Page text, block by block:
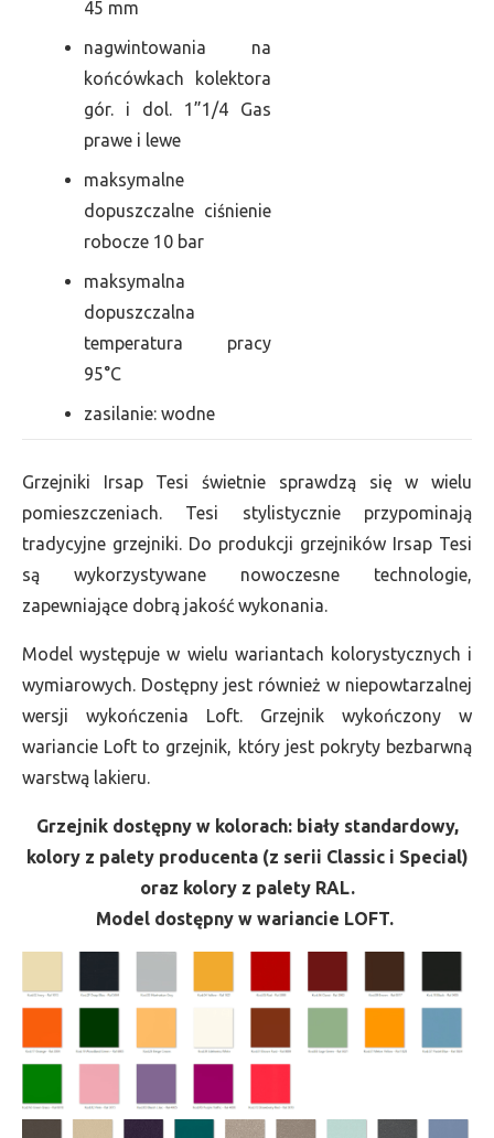
45 mm
nagwintowania na
końcówkach kolektora
gór. i dol. 1”1/4 Gas
prawe i lewe
maksymalne
dopuszczalne ciśnienie
robocze 10 bar
maksymalna
dopuszczalna
temperatura pracy
95°C
zasilanie: wodne
Grzejniki Irsap Tesi świetnie sprawdzą się w wielu
pomieszczeniach. Tesi stylistycznie przypominają
tradycyjne grzejniki. Do produkcji grzejników Irsap Tesi
są wykorzystywane nowoczesne technologie,
zapewniające dobrą jakość wykonania.
Model występuje w wielu wariantach kolorystycznych i
wymiarowych. Dostępny jest również w niepowtarzalnej
wersji wykończenia Loft. Grzejnik wykończony w
wariancie Loft to grzejnik, który jest pokryty bezbarwną
warstwą lakieru.
Grzejnik dostępny w kolorach: biały standardowy,
kolory z palety producenta (z serii Classic i Special)
oraz kolory z palety RAL.
Model dostępny w wariancie LOFT.